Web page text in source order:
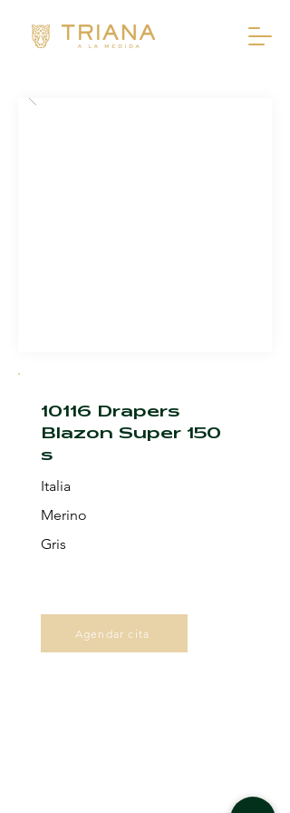
10116 Drapers
Blazon Super 150
s
Italia
Merino
Gris
Agendar cita